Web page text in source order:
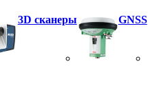
3D сканеры GNSS